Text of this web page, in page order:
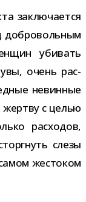
заклю­ча­ется
доб­ро­воль­ным
уби­вать
очень рас­
невин­ные
с целью
рас­хо­дов,
слезы
жесто­ком